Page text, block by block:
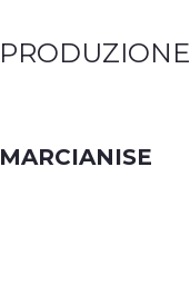
PRODUZIONE
MARCIANISE